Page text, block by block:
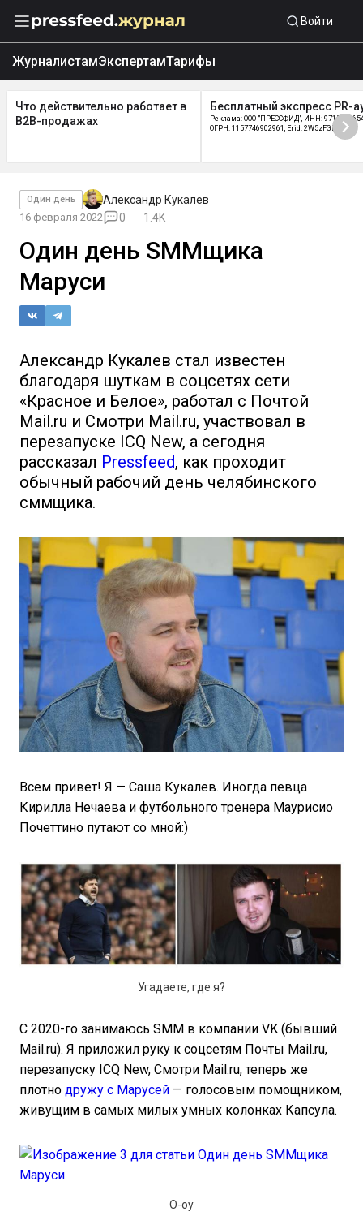
Войти
ЖурналистамЭкспертамТарифы
Что действительно работает в
B2B-продажах
Бесплатный экспресс PR-
Реклама: ООО "ПРЕССФИД", ИНН:
ОГРН: 1157746902961, Erid: 2W5zFGDycPz
Один день Александр Кукалев
16 февраля 2022 0 1.4K
Один день SMMщика
Маруси
Александр Кукалев стал известен
благодаря шуткам в соцсетях сети
«Красное и Белое», работал с Почтой
Mail.ru и Смотри Mail.ru, участвовал в
перезапуске ICQ New, а сегодня
рассказал Pressfeed, как проходит
обычный рабочий день челябинского
сммщика.
Всем привет! Я — Саша Кукалев. Иногда певца
Кирилла Нечаева и футбольного тренера Маурисио
Почеттино путают со мной:)
Угадаете, где я?
С 2020-го занимаюсь SMM в компании VK (бывший
Mail.ru). Я приложил руку к соцсетям Почты Mail.ru,
перезапуску ICQ New, Смотри Mail.ru, теперь же
плотно дружу с Марусей — голосовым помощником,
живущим в самых милых умных колонках Капсула.
О-оу